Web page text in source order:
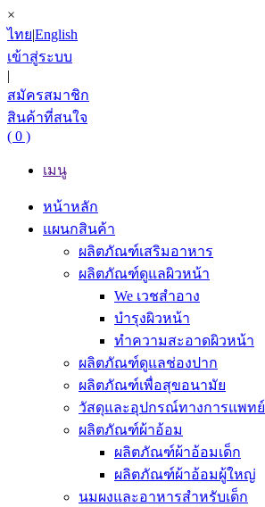
×
ไทย|English
เข้าสู่ระบบ
|
สมัครสมาชิก
สินค้าที่สนใจ
( 0 )
เมนู
หน้าหลัก
แผนกสินค้า
ผลิตภัณฑ์เสริมอาหาร
ผลิตภัณฑ์ดูแลผิวหน้า
We เวชสำอาง
บำรุงผิวหน้า
ทำความสะอาดผิวหน้า
ผลิตภัณฑ์ดูแลช่องปาก
ผลิตภัณฑ์เพื่อสุขอนามัย
วัสดุและอุปกรณ์ทางการแพทย์
ผลิตภัณฑ์ผ้าอ้อม
ผลิตภัณฑ์ผ้าอ้อมเด็ก
ผลิตภัณฑ์ผ้าอ้อมผู้ใหญ่
นมผงและอาหารสำหรับเด็ก